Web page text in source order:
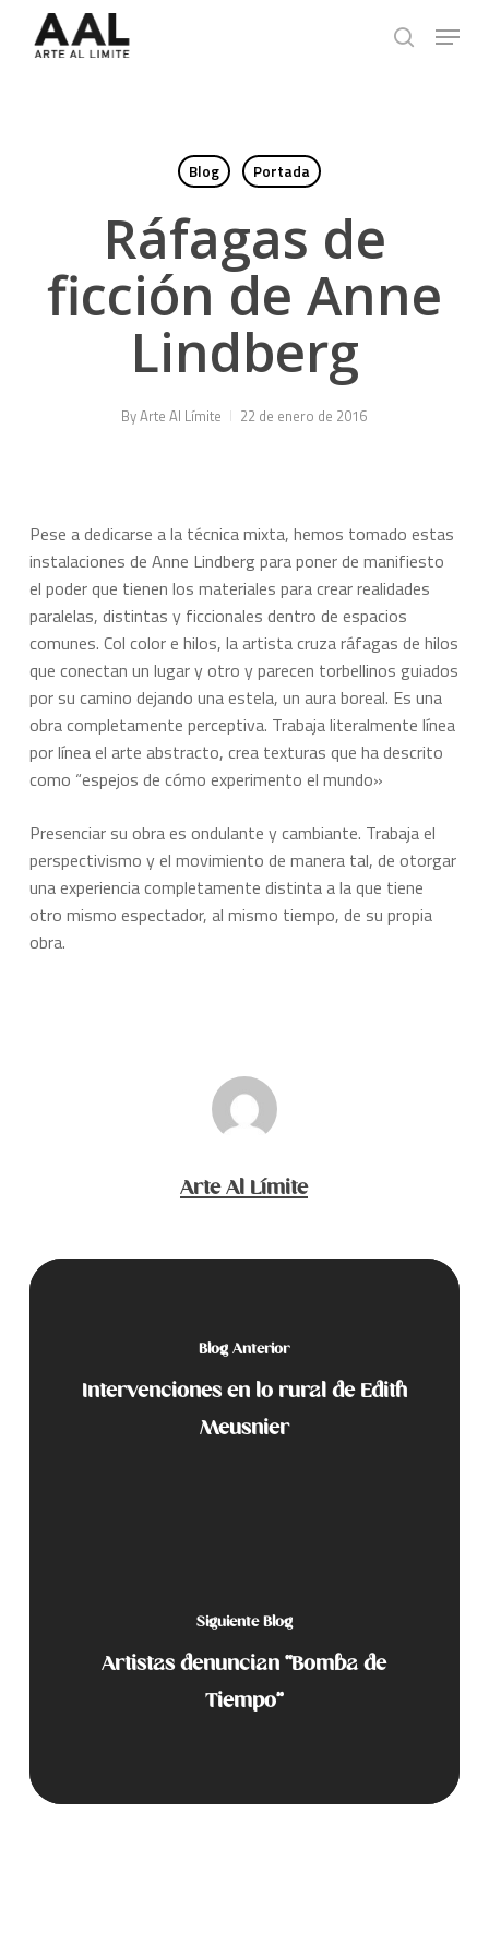
search
Menu
Blog Portada
Ráfagas de
ficción de Anne
Lindberg
ByArte Al Límite 22 de enero de 2016
Pese a dedicarse a la técnica mixta, hemos tomado estas
instalaciones de Anne Lindberg para poner de manifiesto
el poder que tienen los materiales para crear realidades
paralelas, distintas y ficcionales dentro de espacios
comunes. Col color e hilos, la artista cruza ráfagas de hilos
que conectan un lugar y otro y parecen torbellinos guiados
por su camino dejando una estela, un aura boreal. Es una
obra completamente perceptiva. Trabaja literalmente línea
por línea el arte abstracto, crea texturas que ha descrito
como “espejos de cómo experimento el mundo»
Presenciar su obra es ondulante y cambiante. Trabaja el
perspectivismo y el movimiento de manera tal, de otorgar
una experiencia completamente distinta a la que tiene
otro mismo espectador, al mismo tiempo, de su propia
obra.
Arte Al Límite
Blog Anterior
Intervenciones en lo rural de Edith
Meusnier
Siguiente Blog
Artistas denuncian “Bomba de
Tiempo”